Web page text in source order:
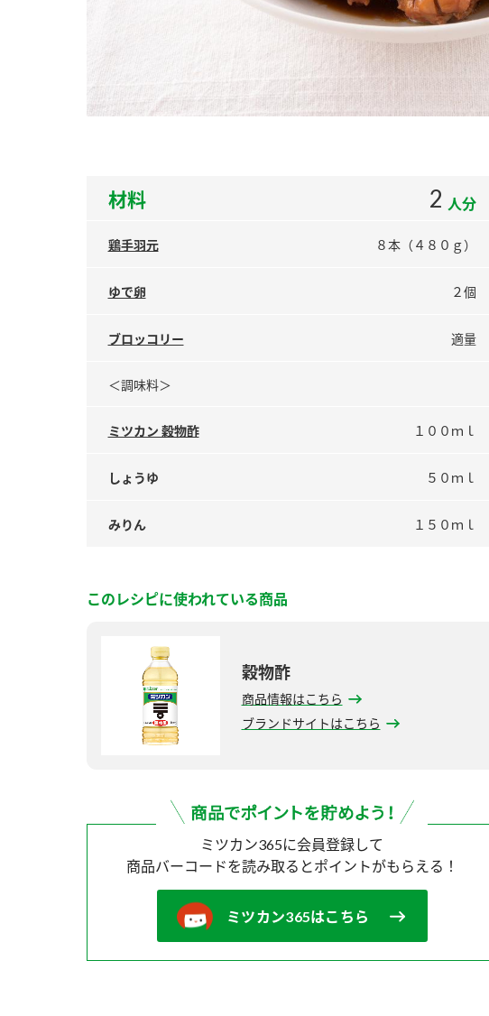
材料 2 人分
鶏手羽元 ８本（４８０ｇ）
ゆで卵 ２個
ブロッコリー 適量
＜調味料＞
ミツカン 穀物酢 １００ｍｌ
しょうゆ ５０ｍｌ
みりん １５０ｍｌ
このレシピに使われている商品
穀物酢
商品情報はこちら
ブランドサイトはこちら
ミツカン365に会員登録して
商品バーコードを読み取ると ポイントがもらえる！
ミツカン365はこちら